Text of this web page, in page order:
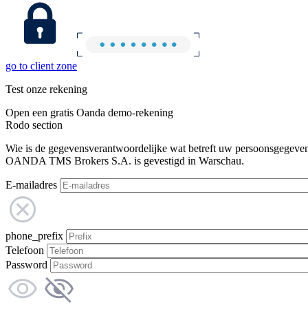
go to client zone
Test onze rekening
Open een gratis Oanda demo-rekening
Rodo section
Wie is de gegevensverantwoordelijke wat betreft uw
OANDA TMS Brokers S.A. is gevestigd in Warschau.
E-mailadres
phone_prefix
Telefoon
Password